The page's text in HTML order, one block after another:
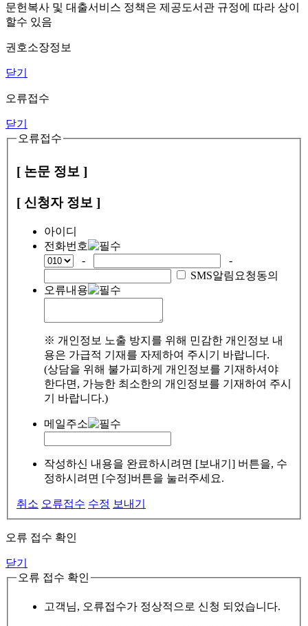
문헌복사 및 대출서비스 정책은 제공도서관 규정에 따라 상이
할수 있음
권호소장정보
닫기
오류접수
닫기
오류접수
[ 논문 정보 ]
[ 신청자 정보 ]
아이디
전화번호
-
-
SMS알림요청동의
오류내용
※ 개인정보 노출 방지를 위해 민감한 개인정보 내
용은 가급적 기재를 자제하여 주시기 바랍니다.
(상담을 위해 불가피하게 개인정보를 기재하셔야
한다면, 가능한 최소한의 개인정보를 기재하여 주시
기 바랍니다.)
메일주소
작성하신 내용을 완료하시려면 [보내기] 버튼을, 수
정하시려면 [수정]버튼을 눌러주세요.
취소 오류접수 수정 보내기
오류 접수 확인
닫기
오류 접수 확인
고객님, 오류접수가 정상적으로 신청 되었습니다.